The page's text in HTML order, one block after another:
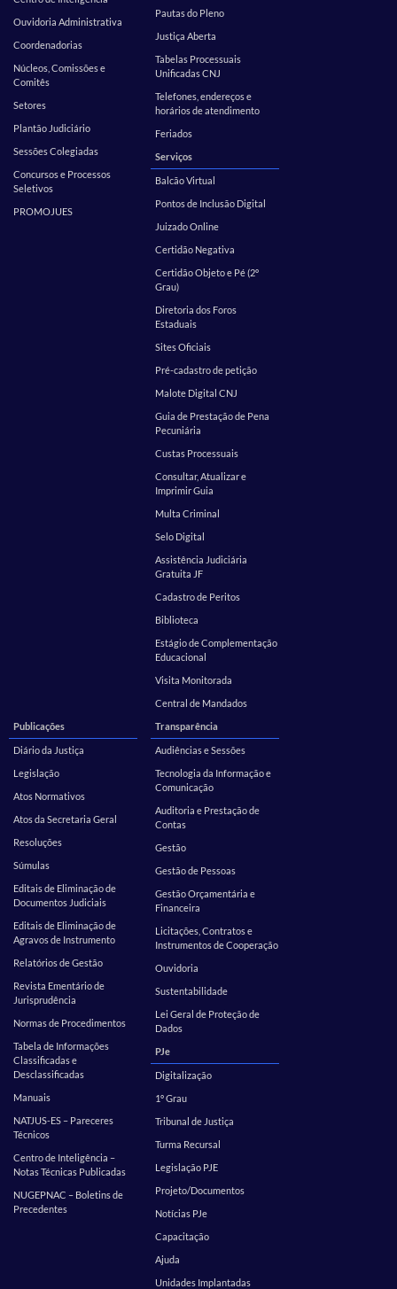
Ouvidoria Administrativa
Coordenadorias
Núcleos, Comissões e
Comitês
Setores
Plantão Judiciário
Sessões Colegiadas
Concursos e Processos
Seletivos
PROMOJUES
Pautas do Pleno
Justiça Aberta
Tabelas Processuais
Unificadas CNJ
Telefones, endereços e
horários de atendimento
Feriados
Serviços
Balcão Virtual
Pontos de Inclusão Digital
Juizado Online
Certidão Negativa
Certidão Objeto e Pé (2º
Grau)
Diretoria dos Foros
Estaduais
Sites Oficiais
Pré-cadastro de petição
Malote Digital CNJ
Guia de Prestação de Pena
Pecuniária
Custas Processuais
Consultar, Atualizar e
Imprimir Guia
Multa Criminal
Selo Digital
Assistência Judiciária
Gratuita JF
Cadastro de Peritos
Biblioteca
Estágio de Complementação
Educacional
Visita Monitorada
Central de Mandados
Publicações
Diário da Justiça
Legislação
Atos Normativos
Atos da Secretaria Geral
Resoluções
Súmulas
Editais de Eliminação de
Documentos Judiciais
Editais de Eliminação de
Agravos de Instrumento
Relatórios de Gestão
Revista Ementário de
Jurisprudência
Normas de Procedimentos
Tabela de Informações
Classificadas e
Desclassificadas
Manuais
NATJUS-ES – Pareceres
Técnicos
Centro de Inteligência –
Notas Técnicas Publicadas
NUGEPNAC – Boletins de
Precedentes
Transparência
Audiências e Sessões
Tecnologia da Informação e
Comunicação
Auditoria e Prestação de
Contas
Gestão
Gestão de Pessoas
Gestão Orçamentária e
Financeira
Licitações, Contratos e
Instrumentos de Cooperação
Ouvidoria
Sustentabilidade
Lei Geral de Proteção de
Dados
PJe
Digitalização
1º Grau
Tribunal de Justiça
Turma Recursal
Legislação PJE
Projeto/Documentos
Notícias PJe
Capacitação
Ajuda
Unidades Implantadas